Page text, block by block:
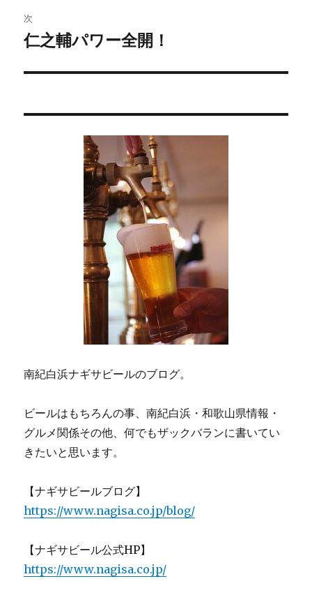
ビ
ゲ
ー
投
稿:
次
次
投
仁之輔パワー全開！
南紀白浜ナギサビールのブログ。
ビールはもちろんの事、南紀白浜・和歌山県情報・
グルメ関係その他、何でもザックバランに書いてい
きたいと思います。
【ナギサビールブログ】
https://www.nagisa.co.jp/blog/
【ナギサビール公式HP】
https://www.nagisa.co.jp/